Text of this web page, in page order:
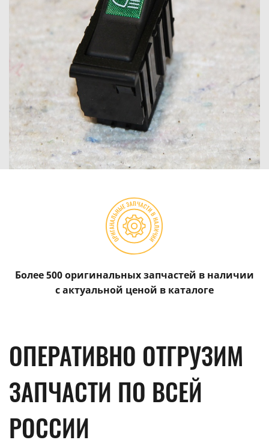
Более 500 оригинальных запчастей в наличии
с актуальной ценой в каталоге
ОПЕРАТИВНО ОТГРУЗИМ
ЗАПЧАСТИ ПО ВСЕЙ
РОССИИ